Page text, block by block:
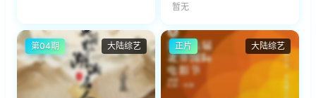
暂无
大陆综艺
第04期 大陆综艺
正片